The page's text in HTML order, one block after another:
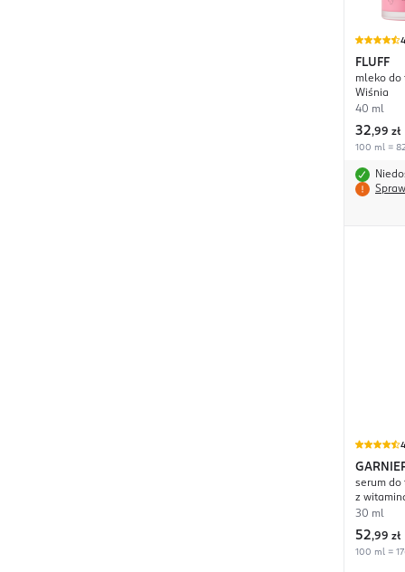
FLUFF
mleko do
Wiśnia
40 ml
32,99 zł
100 ml =
Vitamin
serum do
z
30 ml
52,99 zł
100 ml =